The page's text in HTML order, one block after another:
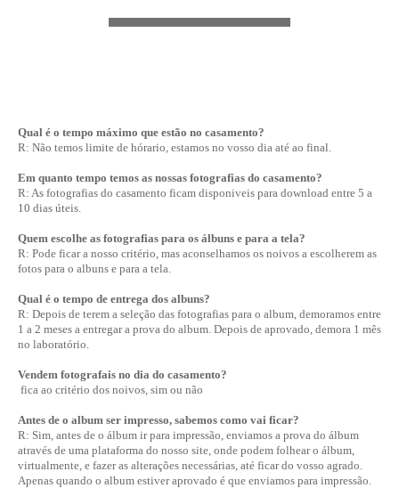
Qual é o tempo máximo que estão no casamento?
R: Não temos limite de hórario, estamos no vosso dia até ao final.
Em quanto tempo temos as nossas fotografias do casamento?
R: As fotografias do casamento ficam disponiveis para download entre 5 a
10 dias úteis.
Quem escolhe as fotografias para os álbuns e para a tela?
R: Pode ficar a nosso critério, mas aconselhamos os noivos a escolherem as
fotos para o albuns e para a tela.
Qual é o tempo de entrega dos albuns?
R: Depois de terem a seleção das fotografias para o album, demoramos entre
1 a 2 meses a entregar a prova do album. Depois de aprovado, demora 1 mês
no laboratório.
Vendem fotografais no dia do casamento?
fica ao critério dos noivos, sim ou não
Antes de o album ser impresso, sabemos como vai ficar?
R: Sim, antes de o álbum ir para impressão, enviamos a prova do álbum
através de uma plataforma do nosso site, onde podem folhear o álbum,
virtualmente, e fazer as alterações necessárias, até ficar do vosso agrado.
Apenas quando o album estiver aprovado é que enviamos para impressão.